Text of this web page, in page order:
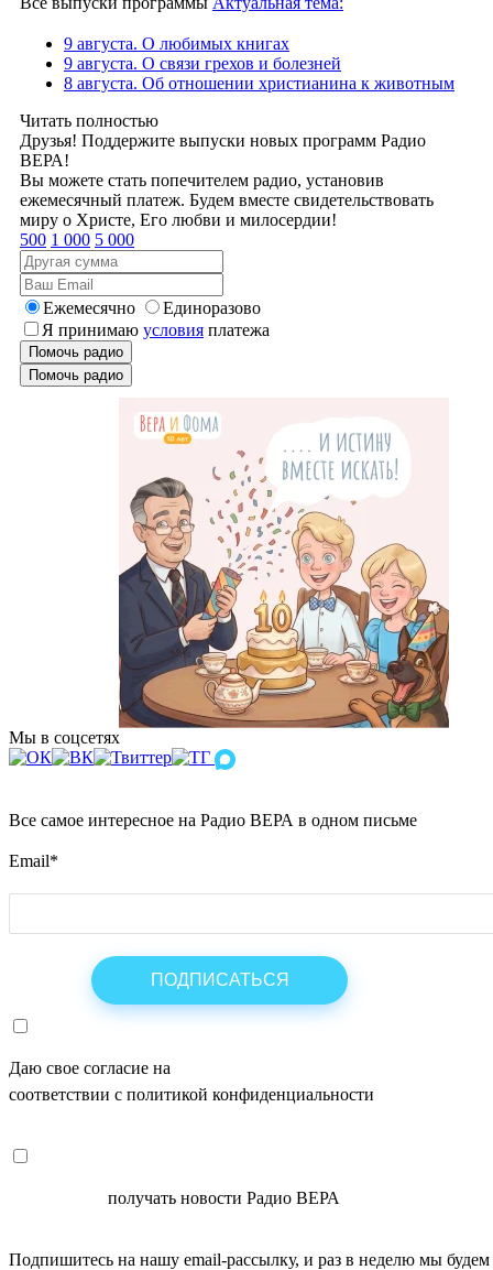
9 августа. О любимых книгах
9 августа. О связи грехов и болезней
8 августа. Об отношении христианина к животным
Читать полностью
Друзья! Поддержите выпуски новых программ Радио
ВЕРА!
Вы можете стать попечителем радио, установив
ежемесячный платеж. Будем вместе свидетельствовать
миру о Христе, Его любви и милосердии!
500 1 000 5 000
Ежемесячно
Единоразово
Я принимаю условия платежа
Помочь радио
Помочь радио
Мы в соцсетях
Все самое интересное на Радио ВЕРА в одном письме
Email*
Даю свое согласие на
соответствии с политикой конфиденциальности
получать новости Радио ВЕРА
Подпишитесь на нашу email-рассылку, и раз в неделю мы будем